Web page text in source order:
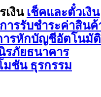
เงิน เช็คและตั๋วเงิน
ารรับชำระค่าสินค้
ารหักบัญชีอัตโนมัติ
รภัยธนาคาร
มชัน ธุรกรรม